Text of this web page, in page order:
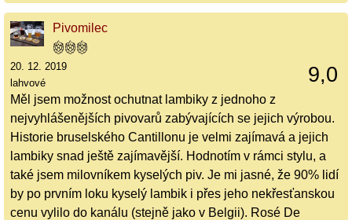
Pivomilec
9,0
20. 12. 2019
lahvové
Měl jsem možnost ochutnat lambiky z jednoho z
nejvyhlášenějších pivovarů zabývajících se jejich výrobou.
Historie bruselského Cantillonu je velmi zajímavá a jejich
lambiky snad ještě zajímavější. Hodnotím v rámci stylu, a
také jsem milovníkem kyselých piv. Je mi jasné, že 90% lidí
by po prvním loku kyselý lambik i přes jeho nekřesťanskou
cenu vylilo do kanálu (stejně jako v Belgii). Rosé De